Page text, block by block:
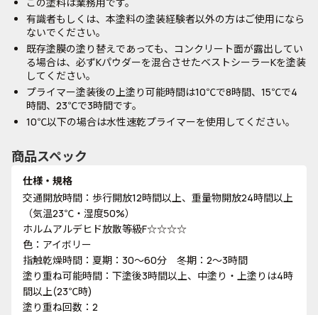
有識者もしくは、本塗料の塗装経験者以外の方はご使用になら
ないでください。
既存塗膜の塗り替えであっても、コンクリート面が露出してい
る場合は、必ずKパウダーを混合させたベストシーラーKを塗装
してください。
プライマー塗装後の上塗り可能時間は10℃で8時間、15℃で4
時間、23℃で3時間です。
10℃以下の場合は水性速乾プライマーを使用してください。
商品スペック
仕様・規格
交通開放時間：歩行開放12時間以上、重量物開放24時間以上
（気温23℃・湿度50%）
ホルムアルデヒド放散等級F☆☆☆☆
色：アイボリー
指触乾燥時間：夏期：30～60分 冬期：2～3時間
塗り重ね可能時間：下塗後3時間以上、中塗り・上塗りは4時
間以上(23℃時)
塗り重ね回数：2